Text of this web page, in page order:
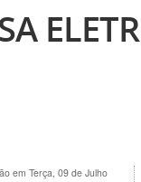
em Terça, 09 de Julho